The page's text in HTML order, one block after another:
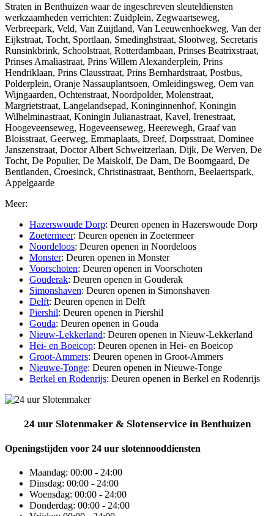
Straten in Benthuizen waar de ingeschreven sleuteldiensten
werkzaamheden verrichten: Zuidplein, Zegwaartseweg,
Verbreepark, Veld, Van Zuijtland, Van Leeuwenhoekweg, Van der
Eijkstraat, Tocht, Sportlaan, Smedinghstraat, Slootweg, Secretaris
Runsinkbrink, Schoolstraat, Rotterdambaan, Prinses Beatrixstraat,
Prinses Amaliastraat, Prins Willem Alexanderplein, Prins
Hendriklaan, Prins Clausstraat, Prins Bernhardstraat, Postbus,
Polderplein, Oranje Nassauplantsoen, Omleidingsweg, Oem van
Wijngaarden, Ochtenstraat, Noordpolder, Molenstraat,
Margrietstraat, Langelandsepad, Koninginnenhof, Koningin
Wilhelminastraat, Koningin Julianastraat, Kavel, Irenestraat,
Hoogeveenseweg, Hogeveenseweg, Heerewegh, Graaf van
Bloisstraat, Geerweg, Emmaplaats, Dreef, Dorpsstraat, Dominee
Janszenstraat, Doctor Albert Schweitzerlaan, Dijk, De Werven, De
Tocht, De Populier, De Maiskolf, De Dam, De Boomgaard, De
Bentlanden, Croesinck, Christinastraat, Benthorn, Beelaertspark,
Appelgaarde
Meer:
Hazerswoude Dorp: Deuren openen in Hazerswoude Dorp
Zoetermeer: Deuren openen in Zoetermeer
Noordeloos: Deuren openen in Noordeloos
Monster: Deuren openen in Monster
Voorschoten: Deuren openen in Voorschoten
Gouderak: Deuren openen in Gouderak
Simonshaven: Deuren openen in Simonshaven
Delft: Deuren openen in Delft
Piershil: Deuren openen in Piershil
Gouda: Deuren openen in Gouda
Nieuw-Lekkerland: Deuren openen in Nieuw-Lekkerland
Hei- en Boeicop: Deuren openen in Hei- en Boeicop
Groot-Ammers: Deuren openen in Groot-Ammers
Nieuwe-Tonge: Deuren openen in Nieuwe-Tonge
Berkel en Rodenrijs: Deuren openen in Berkel en Rodenrijs
24 uur Slotenmaker & Slotenservice in Benthuizen
Openingstijden voor 24 uur slotennooddiensten
Maandag: 00:00 - 24:00
Dinsdag: 00:00 - 24:00
Woensdag: 00:00 - 24:00
Donderdag: 00:00 - 24:00